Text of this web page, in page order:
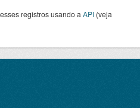
registros usando a API (veja